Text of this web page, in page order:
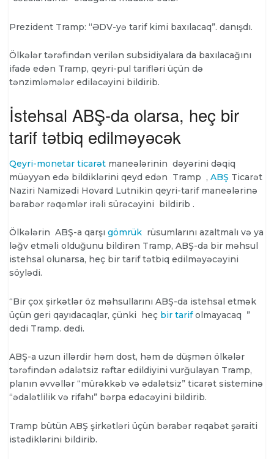
Prezident Tramp: “ƏDV-yə tarif kimi baxılacaq”. danışdı.
Ölkələr tərəfindən verilən subsidiyalara da baxılacağını
ifadə edən Tramp, qeyri-pul tarifləri üçün də
tənzimləmələr ediləcəyini bildirib.
İstehsal ABŞ-da olarsa, heç bir
tarif tətbiq edilməyəcək
Qeyri-monetar ticarət maneələrinin dəyərini dəqiq
müəyyən edə bildiklərini qeyd edən Tramp , ABŞ Ticarət
Naziri Namizədi Hovard Lutnikin qeyri-tarif maneələrinə
bərabər rəqəmlər irəli sürəcəyini bildirib .
Ölkələrin ABŞ-a qarşı gömrük rüsumlarını azaltmalı və ya
ləğv etməli olduğunu bildirən Tramp, ABŞ-da bir məhsul
istehsal olunarsa, heç bir tarif tətbiq edilməyəcəyini
söylədi.
“Bir çox şirkətlər öz məhsullarını ABŞ-da istehsal etmək
üçün geri qayıdacaqlar, çünki heç bir tarifolmayacaq ”
dedi Tramp. dedi.
ABŞ-a uzun illərdir həm dost, həm də düşmən ölkələr
tərəfindən ədalətsiz rəftar edildiyini vurğulayan Tramp,
planın əvvəllər “mürəkkəb və ədalətsiz” ticarət sisteminə
“ədalətlilik və rifahı” bərpa edəcəyini bildirib.
Tramp bütün ABŞ şirkətləri üçün bərabər rəqabət şəraiti
istədiklərini bildirib.